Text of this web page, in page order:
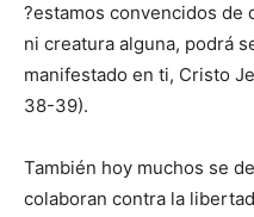
?estamos convencidos de
ni creatura alguna, podrá
manifestado en ti, Cristo
38-39).
También hoy muchos se
colaboran contra la